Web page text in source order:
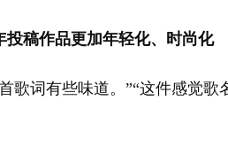
稿作品更加年轻化、时尚化
词有些味道。”“这件感觉歌